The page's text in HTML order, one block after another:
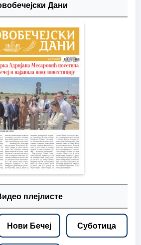
Дани
плејлисте
Нови Бечеј Суботица